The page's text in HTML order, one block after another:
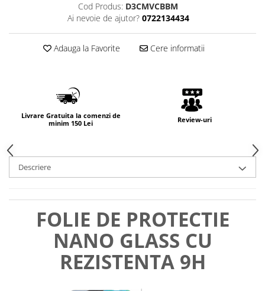
Cod Produs: D3CMVCBBM
Ai nevoie de ajutor? 0722134434
Adauga la Favorite Cere informatii
Livrare Gratuita la comenzi de
minim 150 Lei
Review-uri
Descriere
FOLIE DE PROTECTIE
NANO GLASS CU
REZISTENTA 9H